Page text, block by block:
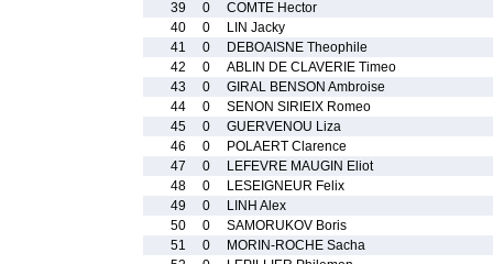
39
0
COMTE Hector
40
0
LIN Jacky
41
0
DEBOAISNE Theophile
42
0
ABLIN DE CLAVERIE Timeo
43
0
GIRAL BENSON Ambroise
44
0
SENON SIRIEIX Romeo
45
0
GUERVENOU Liza
46
0
POLAERT Clarence
47
0
LEFEVRE MAUGIN Eliot
48
0
LESEIGNEUR Felix
49
0
LINH Alex
50
0
SAMORUKOV Boris
51
0
MORIN-ROCHE Sacha